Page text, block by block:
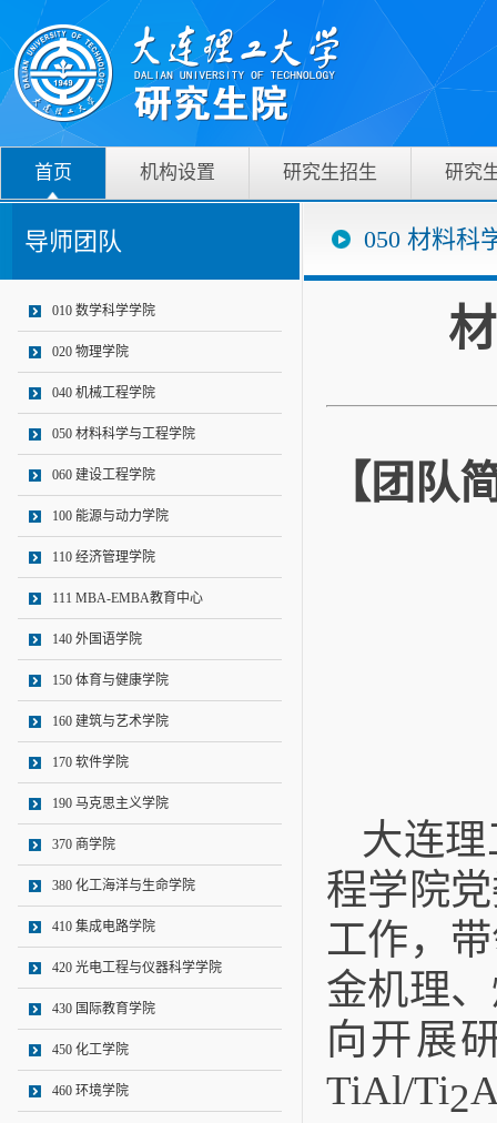
首页 机构设置 研究生招生 研究
导师团队
010 数学科学学院
020 物理学院
040 机械工程学院
050 材料科学与工程学院
060 建设工程学院
100 能源与动力学院
110 经济管理学院
111 MBA-EMBA教育中心
140 外国语学院
150 体育与健康学院
160 建筑与艺术学院
170 软件学院
190 马克思主义学院
370 商学院
380 化工海洋与生命学院
410 集成电路学院
420 光电工程与仪器科学学院
430 国际教育学院
450 化工学院
460 环境学院
050 材料科
【团队
大连
程学院
工作，
金机理
向开展
TiAl/Ti2